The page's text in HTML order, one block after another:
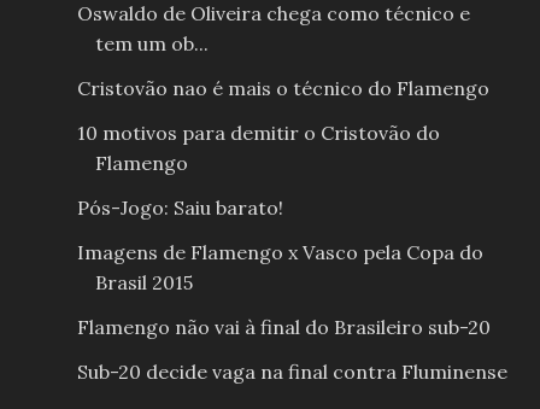
Oswaldo de Oliveira chega como técnico e
tem um ob...
Cristovão nao é mais o técnico do Flamengo
10 motivos para demitir o Cristovão do
Flamengo
Pós-Jogo: Saiu barato!
Imagens de Flamengo x Vasco pela Copa do
Brasil 2015
Flamengo não vai à final do Brasileiro sub-20
Sub-20 decide vaga na final contra Fluminense